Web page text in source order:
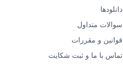
دانلودها
سوالات متداول
قوانین و مقررات
تماس با ما و ثبت شکایت